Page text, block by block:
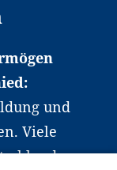
und
Viele